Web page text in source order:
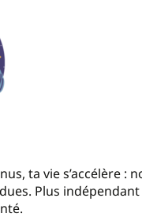
ta vie
Plus